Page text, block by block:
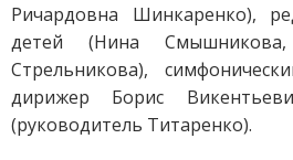
Ричардовна Шинкаренко),
детей (Нина
Стрельникова),
дирижер Борис
(руководитель Титаренко).